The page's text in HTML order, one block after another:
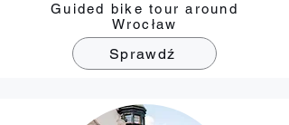
Guided bike tour around
Wrocław
Sprawdź